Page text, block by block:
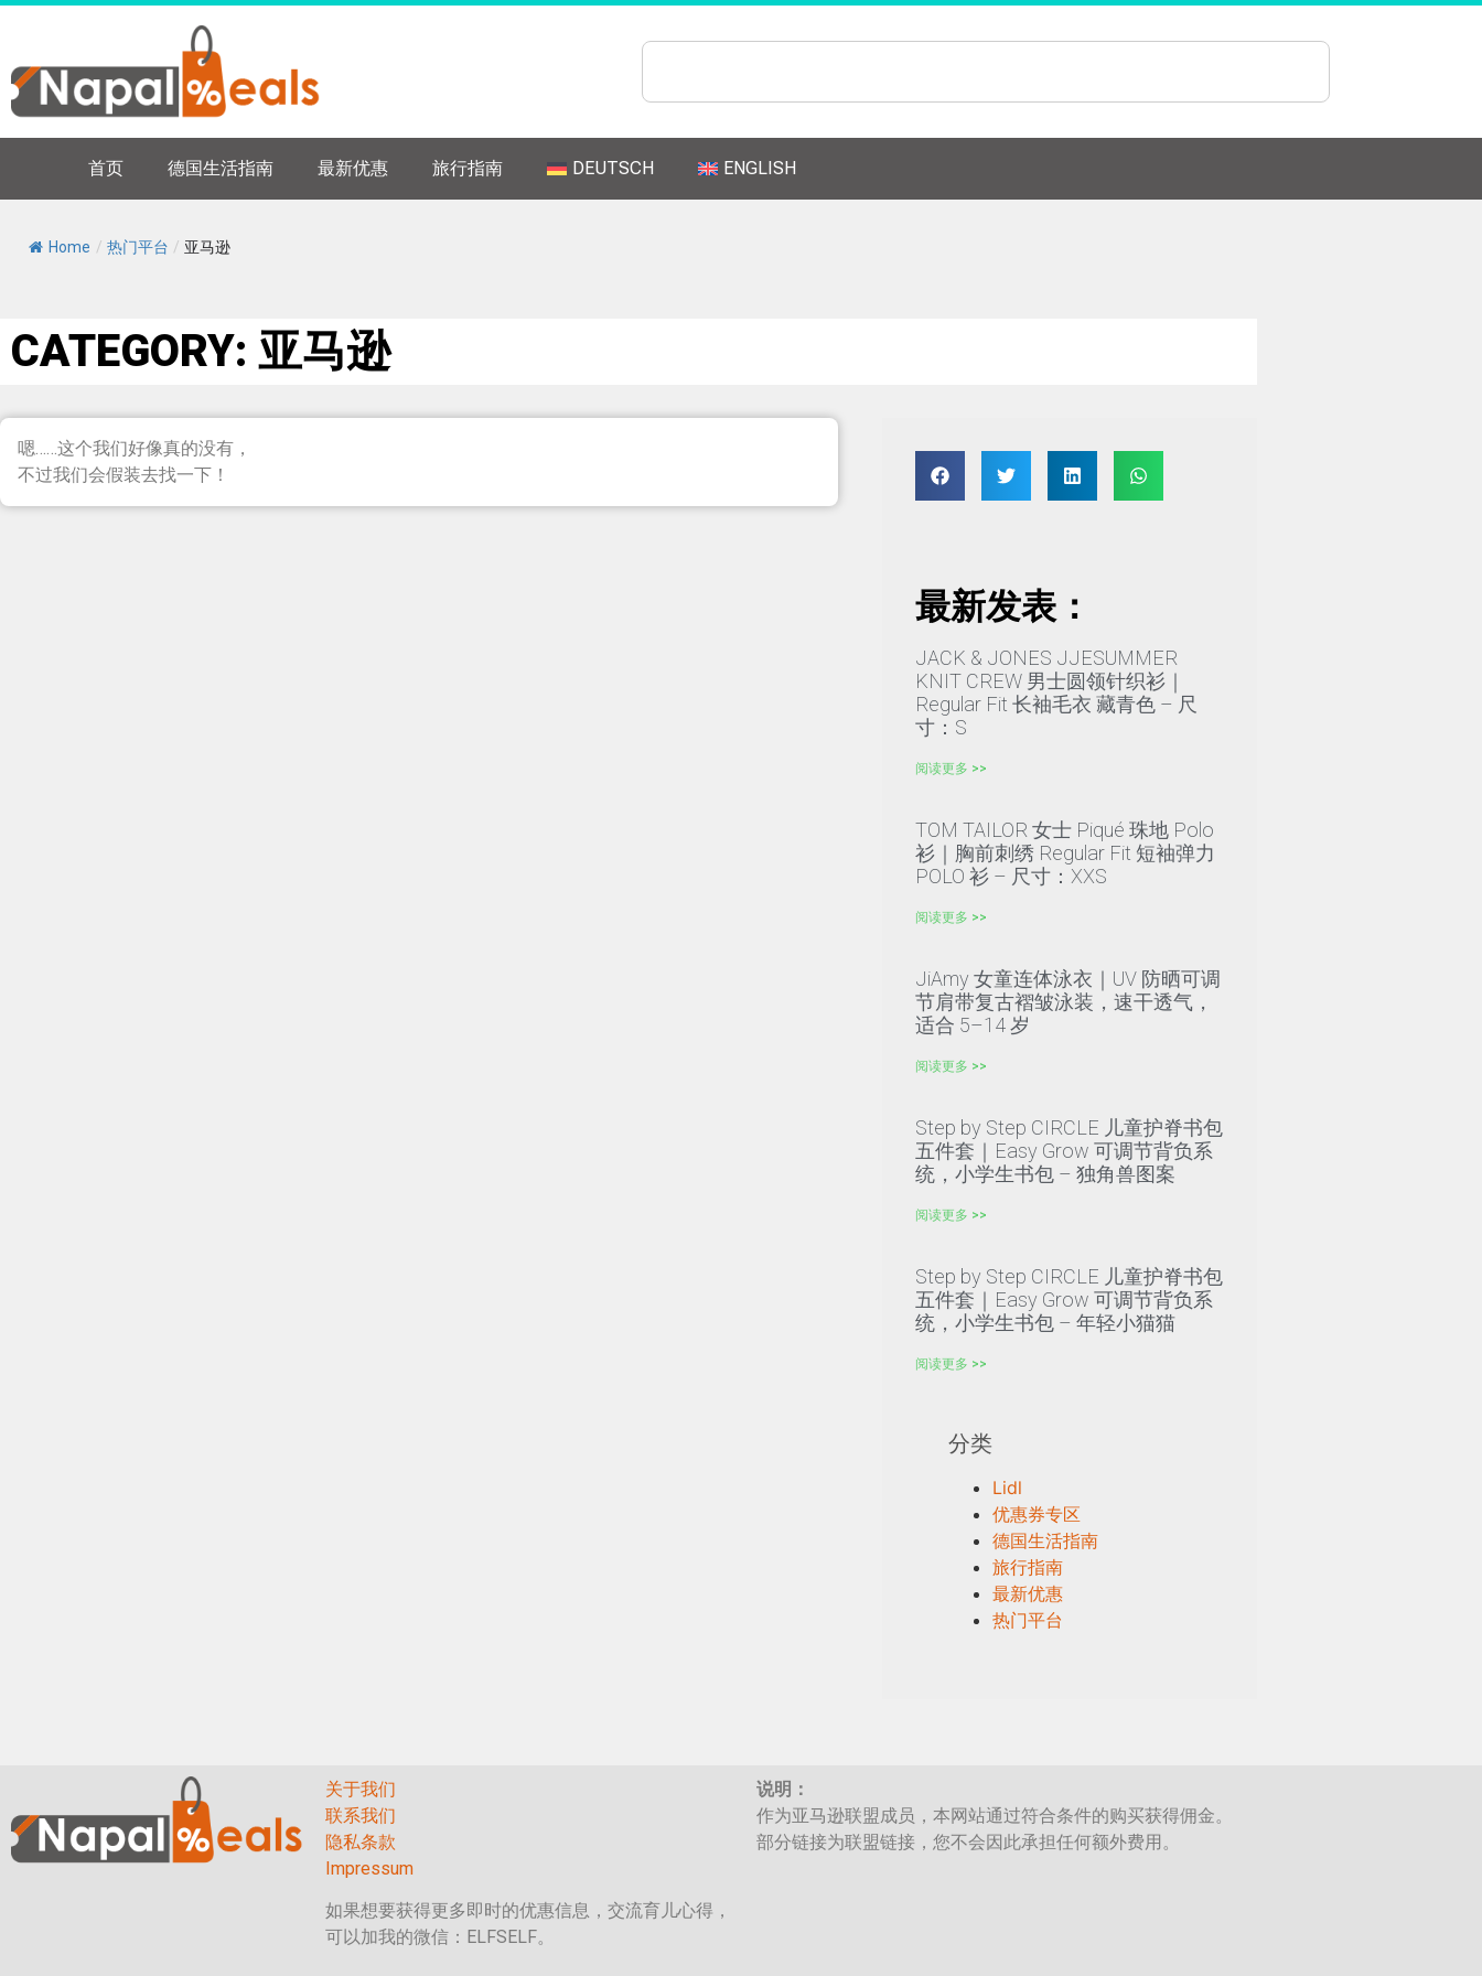
首页 德国生活指南 最新优惠 旅行指南 DEUTSCH ENGLISH
Home / 热门平台 / 亚马逊
CATEGORY: 亚马逊
嗯……这个我们好像真的没有，
不过我们会假装去找一下！
最新发表：
JACK & JONES JJESUMMER
KNIT CREW 男士圆领针织衫｜
Regular Fit 长袖毛衣 藏青色 – 尺
寸：S
阅读更多 >>
TOM TAILOR 女士 Piqué 珠地 Polo
衫｜胸前刺绣 Regular Fit 短袖弹力
POLO 衫 – 尺寸：XXS
阅读更多 >>
JiAmy 女童连体泳衣｜UV 防晒可调
节肩带复古褶皱泳装，速干透气，
适合 5–14 岁
阅读更多 >>
Step by Step CIRCLE 儿童护脊书包
五件套｜Easy Grow 可调节背负系
统，小学生书包 – 独角兽图案
阅读更多 >>
Step by Step CIRCLE 儿童护脊书包
五件套｜Easy Grow 可调节背负系
统，小学生书包 – 年轻小猫猫
阅读更多 >>
分类
Lidl
优惠券专区
德国生活指南
旅行指南
最新优惠
热门平台
关于我们
联系我们
隐私条款
Impressum
如果想要获得更多即时的优惠信息，交流育儿心得，
可以加我的微信：ELFSELF。
说明：
作为亚马逊联盟成员，本网站通过符合条件的购买获得佣金。
部分链接为联盟链接，您不会因此承担任何额外费用。